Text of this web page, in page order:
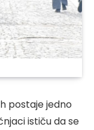
postaje jedno
ističu da se